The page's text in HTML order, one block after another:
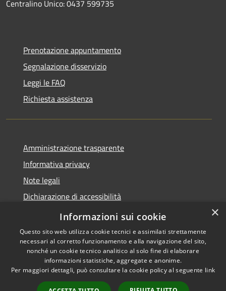
Centralino Unico: 0437 599735
Prenotazione appuntamento
Segnalazione disservizio
Leggi le FAQ
Richiesta assistenza
Amministrazione trasparente
Informativa privacy
Note legali
Dichiarazione di accessibilità
Dichiarazione di accessibilità App Municipium
Accessibilità
Copyright © 2026 • Comune di
Falcade • Powered by
Municipium• Accesso
×
Informazioni sui cookie
Questo sito web utilizza cookie tecnici e assimilati strettamente
necessari al corretto funzionamento e alla navigazione del sito,
nonché un cookie tecnico analitico al solo fine di elaborare
informazioni statistiche, aggregate e anonime.
Per maggiori dettagli, può consultare la cookie policy al seguente link